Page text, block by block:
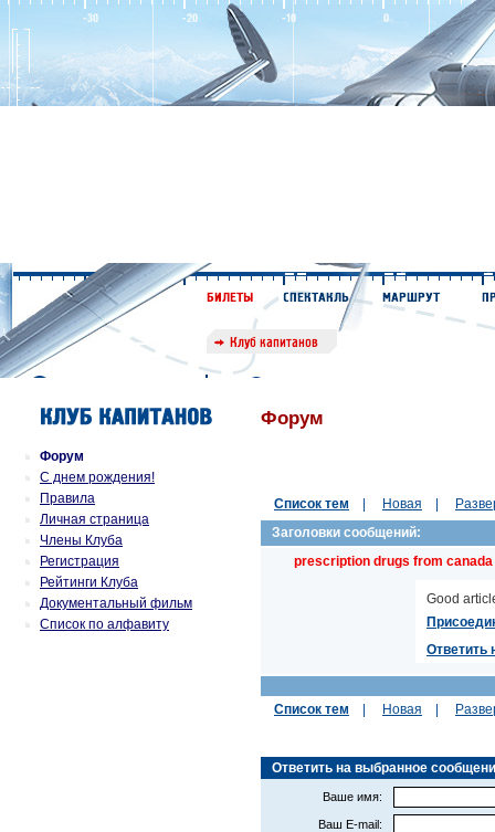
Форум
С днем рождения!
Правила
Личная страница
Члены Клуба
Регистрация
Рейтинги Клуба
Документальный фильм
Список по алфавиту
Форум
Список тем Новая
Заголовки сообщений:
prescription drugs from canada
Good
Ответить
Список тем Новая
Ответить на выбранное
Ваше имя:
Ваш E-mail: